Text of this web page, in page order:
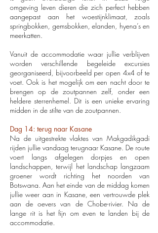
omgeving leven dieren die zich perfect hebben
aangepast aan het woestijnklimaat, zoals
springbokken, gemsbokken, elanden, hyena’s en
meerkatten.
Vanuit de accommodatie waar jullie verblijven
worden verschillende begeleide excursies
georganiseerd, bijvoorbeeld per open 4x4 of te
voet. Ook is het mogelijk om een nacht door te
brengen op de zoutpannen zelf, onder een
heldere sterrenhemel. Dit is een unieke ervaring
midden in de stilte van de zoutpannen.
Dag 14: terug naar Kasane
Na de uitgestrekte vlaktes van Makgadikgadi
rijden jullie vandaag terugnaar Kasane. De route
voert langs afgelegen dorpjes en open
landschappen, terwijl het landschap langzaam
groener wordt richting het noorden van
Botswana. Aan het einde van de middag komen
jullie weer aan in Kasane, een vertrouwde plek
aan de oevers van de Chobe-rivier. Na de
lange rit is het fijn om even te landen bij de
accommodatie.